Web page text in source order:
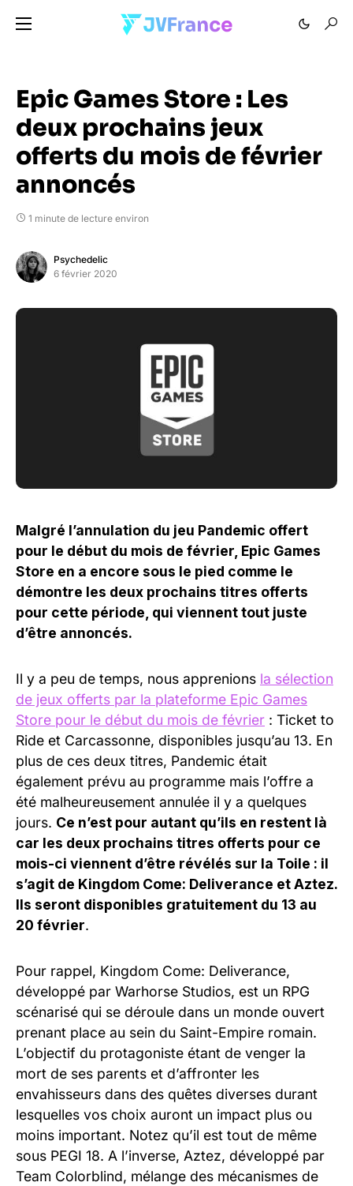
Epic Games Store : Les
deux prochains jeux
offerts du mois de février
annoncés
1 minute de lecture environ
Psychedelic
6 février 2020
Malgré l’annulation du jeu Pandemic offert
pour le début du mois de février, Epic Games
Store en a encore sous le pied comme le
démontre les deux prochains titres offerts
pour cette période, qui viennent tout juste
d’être annoncés.
Il y a peu de temps, nous apprenions la sélection
de jeux offerts par la plateforme Epic Games
Store pour le début du mois de février : Ticket to
Ride et Carcassonne, disponibles jusqu’au 13. En
plus de ces deux titres, Pandemic était
également prévu au programme mais l’offre a
été malheureusement annulée il y a quelques
jours. Ce n’est pour autant qu’ils en restent là
car les deux prochains titres offerts pour ce
mois-ci viennent d’être révélés sur la Toile : il
s’agit de Kingdom Come: Deliverance et Aztez.
Ils seront disponibles gratuitement du 13 au
20 février.
Pour rappel, Kingdom Come: Deliverance,
développé par Warhorse Studios, est un RPG
scénarisé qui se déroule dans un monde ouvert
prenant place au sein du Saint-Empire romain.
L’objectif du protagoniste étant de venger la
mort de ses parents et d’affronter les
envahisseurs dans des quêtes diverses durant
lesquelles vos choix auront un impact plus ou
moins important. Notez qu’il est tout de même
sous PEGI 18. A l’inverse, Aztez, développé par
Team Colorblind, mélange des mécanismes de